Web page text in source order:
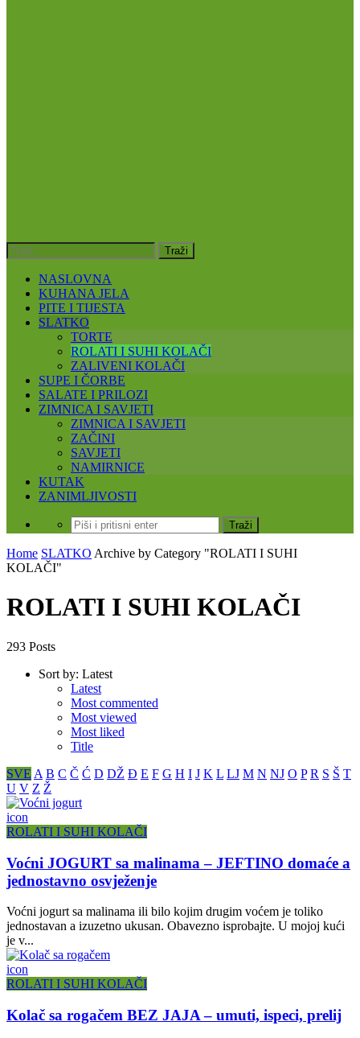
NASLOVNA
KUHANA JELA
PITE I TIJESTA
SLATKO
TORTE
ROLATI I SUHI KOLAČI
ZALIVENI KOLAČI
SUPE I ČORBE
SALATE I PRILOZI
ZIMNICA I SAVJETI
ZIMNICA I SAVJETI
ZAČINI
SAVJETI
NAMIRNICE
KUTAK
ZANIMLJIVOSTI
Home SLATKO Archive by Category "ROLATI I SUHI
KOLAČI"
ROLATI I SUHI KOLAČI
293 Posts
Sort by: Latest
Latest
Most commented
Most viewed
Most liked
Title
SVE A B C Č Ć D DŽ Đ E F G H I J K L LJ M N NJ O P R S Š T
U V Z Ž
icon
ROLATI I SUHI KOLAČI
Voćni JOGURT sa malinama – JEFTINO domaće a
jednostavno osvježenje
Voćni jogurt sa malinama ili bilo kojim drugim voćem je toliko
jednostavan a izuzetno ukusan. Obavezno isprobajte. U mojoj kući
je v...
icon
ROLATI I SUHI KOLAČI
Kolač sa rogačem BEZ JAJA – umuti, ispeci, prelij